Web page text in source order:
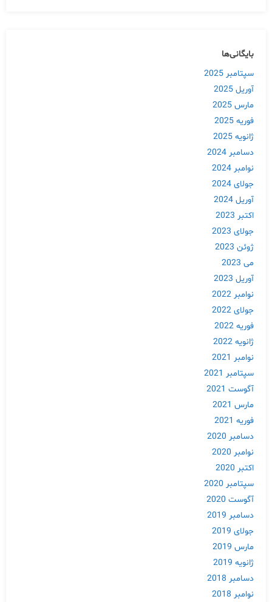
بایگانی‌ها
سپتامبر 2025
آوریل 2025
مارس 2025
فوریه 2025
ژانویه 2025
دسامبر 2024
نوامبر 2024
جولای 2024
آوریل 2024
اکتبر 2023
جولای 2023
ژوئن 2023
می 2023
آوریل 2023
نوامبر 2022
جولای 2022
فوریه 2022
ژانویه 2022
نوامبر 2021
سپتامبر 2021
آگوست 2021
مارس 2021
فوریه 2021
دسامبر 2020
نوامبر 2020
اکتبر 2020
سپتامبر 2020
آگوست 2020
دسامبر 2019
جولای 2019
مارس 2019
ژانویه 2019
دسامبر 2018
نوامبر 2018